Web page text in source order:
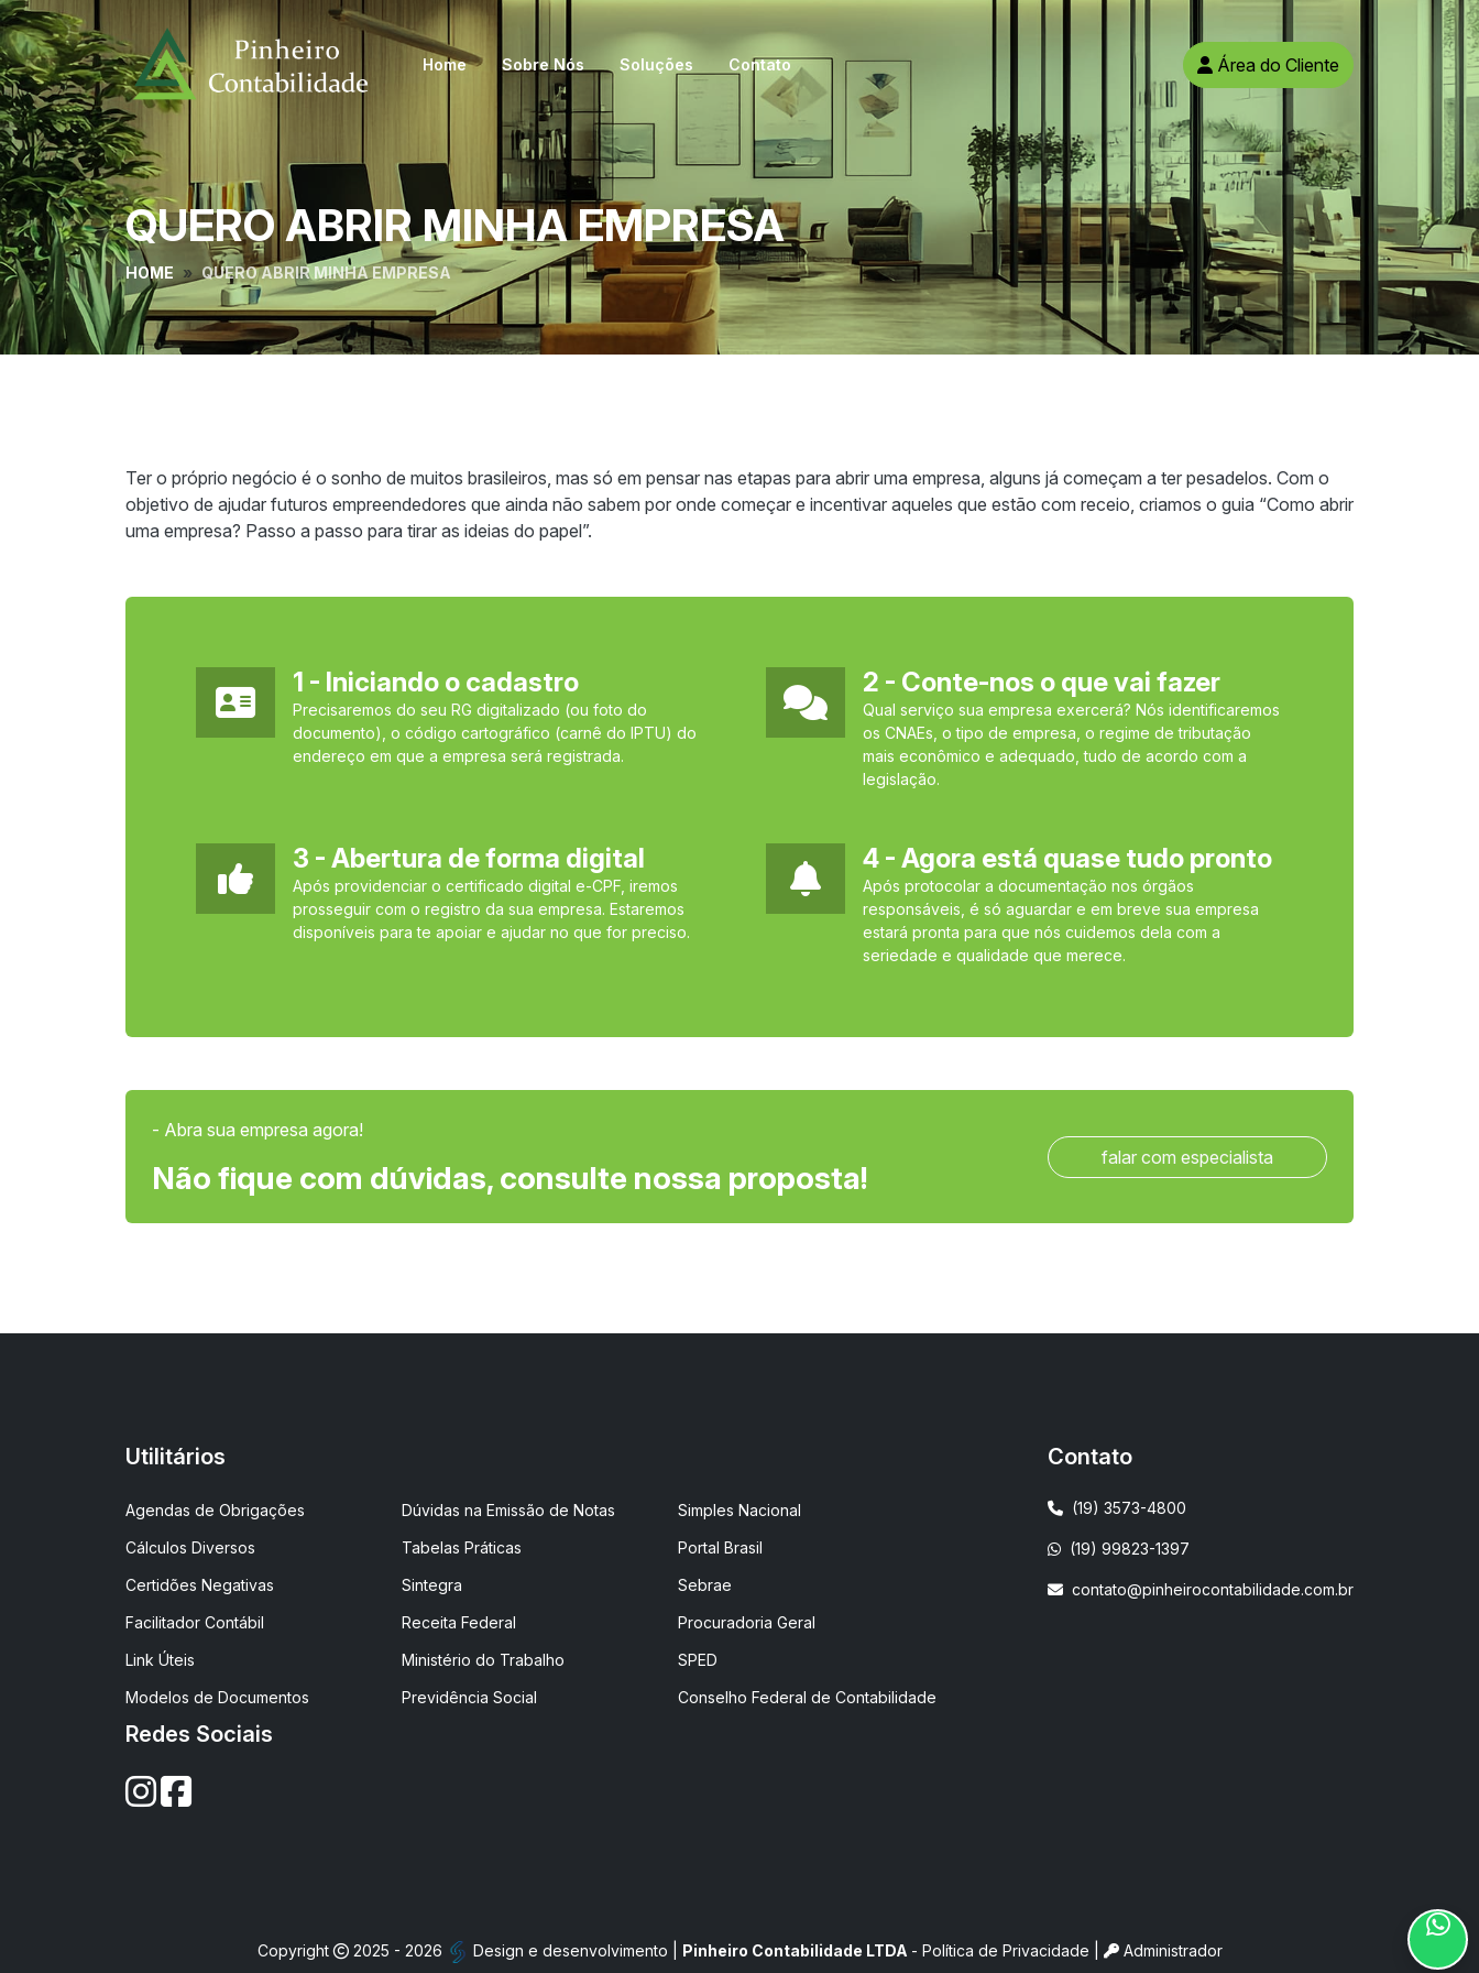
Home Sobre Nós Soluções Contato Área do Cliente
QUERO ABRIR MINHA EMPRESA
HOME QUERO ABRIR MINHA EMPRESA
Ter o próprio negócio é o sonho de muitos brasileiros, mas só em pensar nas etapas para abrir uma empresa, alguns já começam a ter pesadelos. Com o
objetivo de ajudar futuros empreendedores que ainda não sabem por onde começar e incentivar aqueles que estão com receio, criamos o guia “Como abrir
uma empresa? Passo a passo para tirar as ideias do papel”.
1 - Iniciando o cadastro
Precisaremos do seu RG digitalizado (ou foto do
documento), o código cartográfico (carnê do IPTU) do
endereço em que a empresa será registrada.
2 - Conte-nos o que vai fazer
Qual serviço sua empresa exercerá? Nós identificaremos
os CNAEs, o tipo de empresa, o regime de tributação
mais econômico e adequado, tudo de acordo com a
legislação.
3 - Abertura de forma digital
Após providenciar o certificado digital e-CPF, iremos
prosseguir com o registro da sua empresa. Estaremos
disponíveis para te apoiar e ajudar no que for preciso.
4 - Agora está quase tudo pronto
Após protocolar a documentação nos órgãos
responsáveis, é só aguardar e em breve sua empresa
estará pronta para que nós cuidemos dela com a
seriedade e qualidade que merece.
- Abra sua empresa agora!
Não fique com dúvidas, consulte nossa proposta!
falar com especialista
Utilitários
Agendas de Obrigações
Cálculos Diversos
Certidões Negativas
Facilitador Contábil
Link Úteis
Modelos de Documentos
Dúvidas na Emissão de Notas
Tabelas Práticas
Sintegra
Receita Federal
Ministério do Trabalho
Previdência Social
Simples Nacional
Portal Brasil
Sebrae
Procuradoria Geral
SPED
Conselho Federal de Contabilidade
Contato
(19) 3573-4800
(19) 99823-1397
contato@pinheirocontabilidade.com.br
Redes Sociais
Copyright 2025 - 2026 Design e desenvolvimento Pinheiro Contabilidade LTDA - Política de Privacidade Administrador